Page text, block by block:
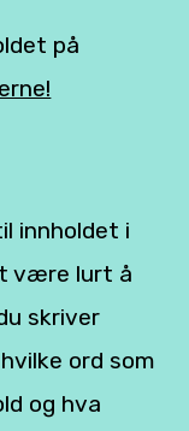
på
innholdet i
være lurt å
skriver
ord som
og hva